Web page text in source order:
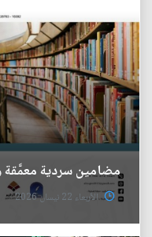
مضامين سردية معمَّقة
الأربعاء 22 نيسان 2026